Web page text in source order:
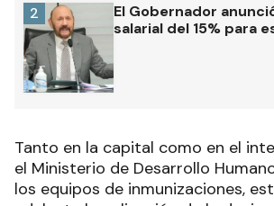
El Gobernador
salarial del 15% para
2
Tanto en la capital como en el
el Ministerio de Desarrollo
los equipos de inmunizaciones,